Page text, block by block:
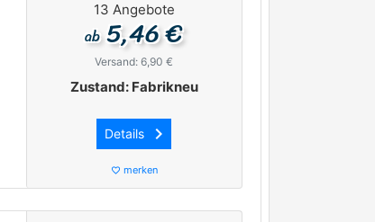
13 Angebote
ab5,46 €
Versand: 6,90 €
Zustand: Fabrikneu
Details keyboard_arrow_right
favorite_border merken